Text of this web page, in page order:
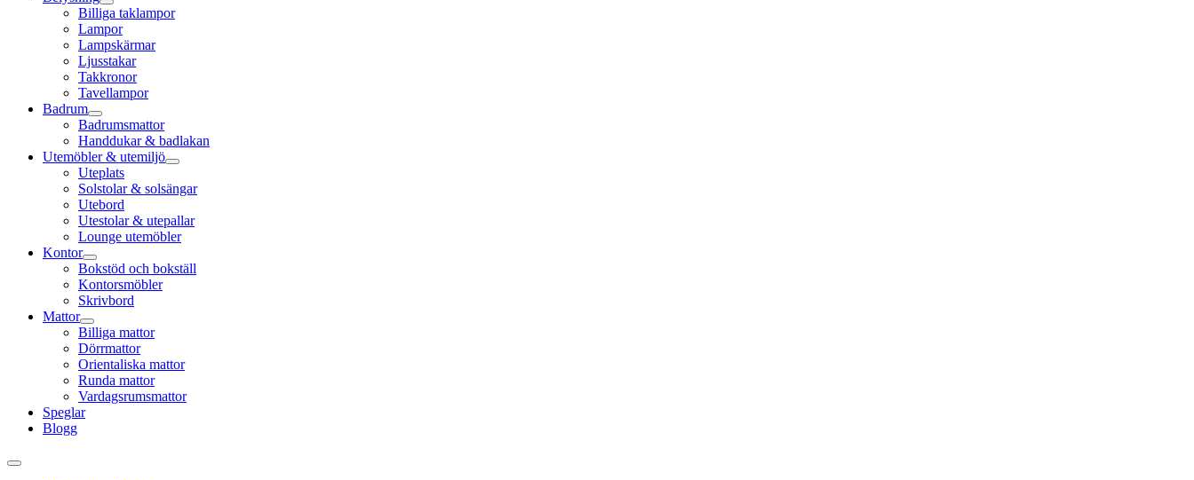
Billiga taklampor
Lampor
Lampskärmar
Ljusstakar
Takkronor
Tavellampor
Badrum
Badrumsmattor
Handdukar & badlakan
Utemöbler & utemiljö
Uteplats
Solstolar & solsängar
Utebord
Utestolar & utepallar
Lounge utemöbler
Kontor
Bokstöd och bokställ
Kontorsmöbler
Skrivbord
Mattor
Billiga mattor
Dörrmattor
Orientaliska mattor
Runda mattor
Vardagsrumsmattor
Speglar
Blogg